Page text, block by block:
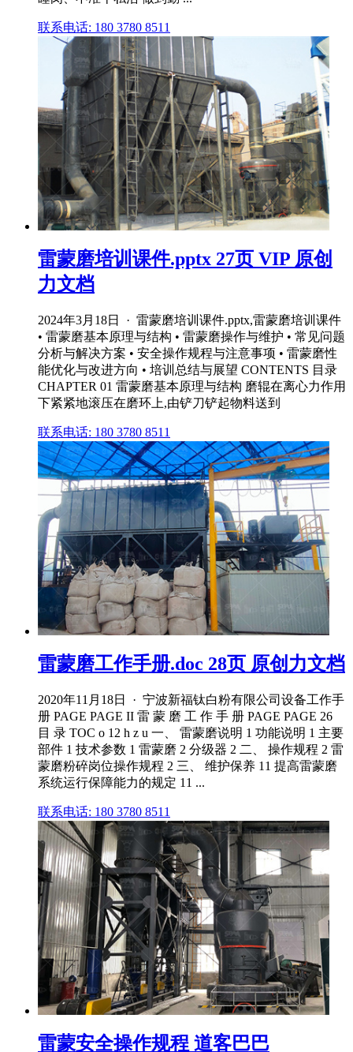
联系电话: 180 3780 8511
雷蒙磨培训课件.pptx 27页 VIP 原创
力文档
2024年3月18日 · 雷蒙磨培训课件.pptx,雷蒙磨培训课件
• 雷蒙磨基本原理与结构 • 雷蒙磨操作与维护 • 常见问题
分析与解决方案 • 安全操作规程与注意事项 • 雷蒙磨性
能优化与改进方向 • 培训总结与展望 CONTENTS 目录
CHAPTER 01 雷蒙磨基本原理与结构 磨辊在离心力作用
下紧紧地滚压在磨环上,由铲刀铲起物料送到
联系电话: 180 3780 8511
雷蒙磨工作手册.doc 28页 原创力文档
2020年11月18日 · 宁波新福钛白粉有限公司设备工作手
册 PAGE PAGE II 雷 蒙 磨 工 作 手 册 PAGE PAGE 26
目 录 TOC o 12 h z u 一、 雷蒙磨说明 1 功能说明 1 主要
部件 1 技术参数 1 雷蒙磨 2 分级器 2 二、 操作规程 2 雷
蒙磨粉碎岗位操作规程 2 三、 维护保养 11 提高雷蒙磨
系统运行保障能力的规定 11 ...
联系电话: 180 3780 8511
雷蒙安全操作规程 道客巴巴